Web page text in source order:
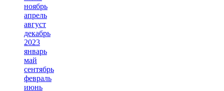
ноябрь
апрель
август
декабрь
2023
январь
май
сентябрь
февраль
июнь